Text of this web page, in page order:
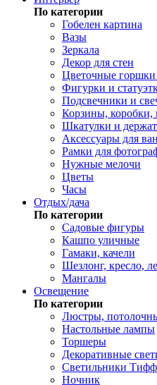
По категории
Гобелен картина
Вазы
Зеркала
Декор для стен
Цветочные
Фигурки и
Подсвечники и
Корзины, коробки,
Шкатулки и
Аксессуары для
Рамки для
Нужные мелочи
Цветы
Часы
Отдых/дача
По категории
Садовые фигуры
Кашпо уличные
Гамаки, качели
Шезлонг, кресло,
Мангалы
Освещение
По категории
Люстры,
Настольные лампы
Торшеры
Декоративные
Светильники
Ночник